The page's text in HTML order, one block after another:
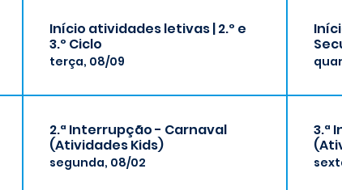
Início atividades letivas | 2.º e
3.º Ciclo
terça, 08/09
2.ª Interrupção - Carnaval
(Atividades Kids)
segunda, 08/02
3.ª